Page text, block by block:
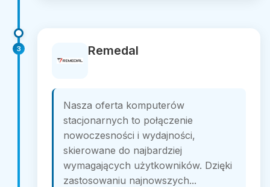
3 Remedal
Nasza oferta komputerów
stacjonarnych to połączenie
nowoczesności i wydajności,
skierowane do najbardziej
wymagających użytkowników. Dzięki
zastosowaniu najnowszych...